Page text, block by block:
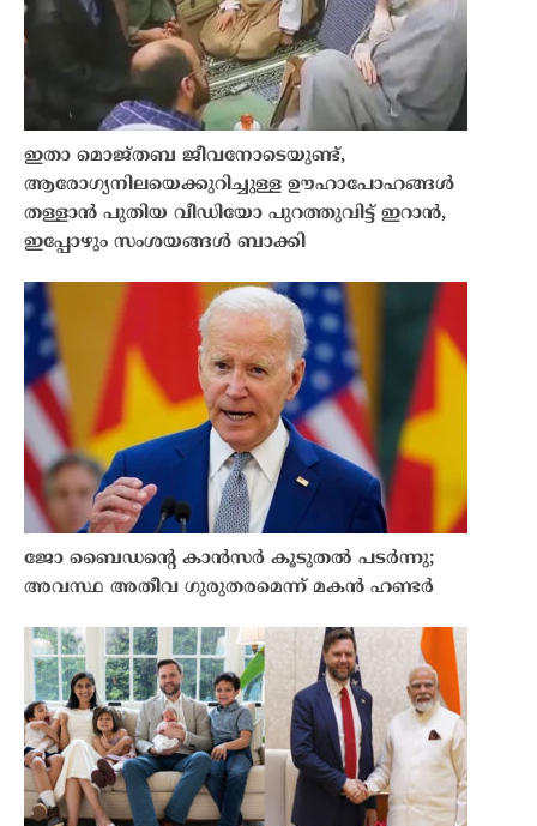
ഇതാ മൊജ്തബ ജീവനോടെയുണ്ട്,
ആരോഗ്യനിലയെക്കുറിച്ചുള്ള ഊഹാപോഹങ്ങൾ
തള്ളാൻ പുതിയ വീഡിയോ പുറത്തുവിട്ട് ഇറാൻ,
ഇപ്പോഴും സംശയങ്ങൾ ബാക്കി
ജോ ബൈഡൻ്റെ കാൻസർ കൂടുതൽ പടർന്നു;
അവസ്ഥ അതീവ ഗുരുതരമെന്ന് മകൻ ഹണ്ടർ